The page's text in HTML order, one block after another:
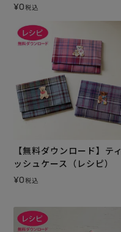
¥0税込
【無料ダウンロード】ティ
ッシュケース（レシピ）
¥0税込